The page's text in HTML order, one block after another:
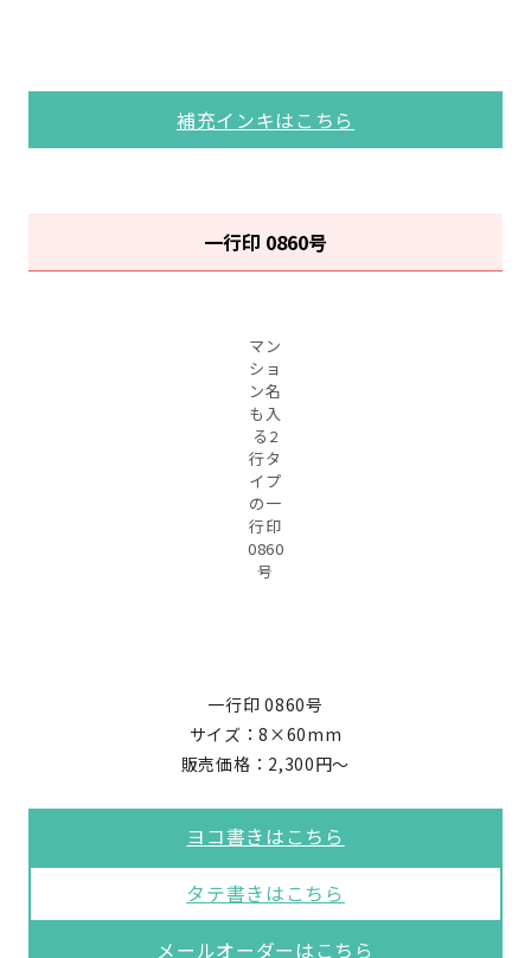
補充インキはこちら
一行印 0860号
マン
ショ
ン名
も入
る2
行タ
イプ
の一
行印
0860
号
一行印 0860号
サイズ：8×60mm
販売価格：2,300円～
ヨコ書きはこちら
タテ書きはこちら
メールオーダーはこちら